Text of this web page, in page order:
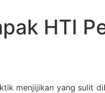
HTI
menjijikan yang sulit